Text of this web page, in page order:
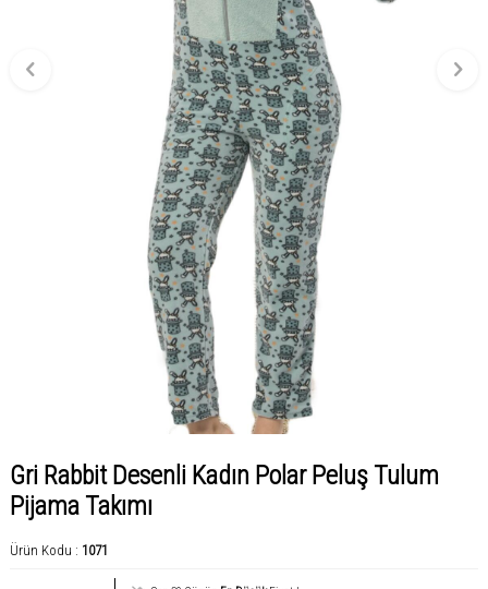
Gri Rabbit Desenli Kadın Polar Peluş Tulum
Pijama Takımı
Ürün Kodu : 1071